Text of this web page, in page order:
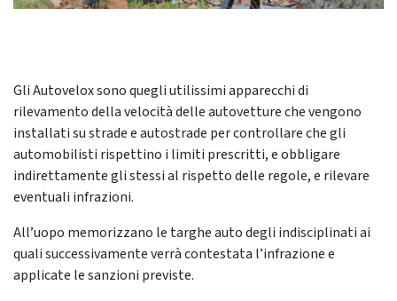
Gli Autovelox sono quegli utilissimi apparecchi di
rilevamento della velocità delle autovetture che vengono
installati su strade e autostrade per controllare che gli
automobilisti rispettino i limiti prescritti, e obbligare
indirettamente gli stessi al rispetto delle regole, e rilevare
eventuali infrazioni.
All’uopo memorizzano le targhe auto degli indisciplinati ai
quali successivamente verrà contestata l’infrazione e
applicate le sanzioni previste.